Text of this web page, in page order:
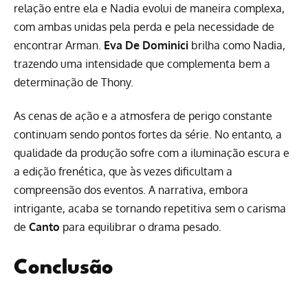
relação entre ela e Nadia evolui de maneira complexa,
com ambas unidas pela perda e pela necessidade de
encontrar Arman. Eva De Dominici brilha como Nadia,
trazendo uma intensidade que complementa bem a
determinação de Thony.
As cenas de ação e a atmosfera de perigo constante
continuam sendo pontos fortes da série. No entanto, a
qualidade da produção sofre com a iluminação escura e
a edição frenética, que às vezes dificultam a
compreensão dos eventos. A narrativa, embora
intrigante, acaba se tornando repetitiva sem o carisma
de Canto para equilibrar o drama pesado.
Conclusão